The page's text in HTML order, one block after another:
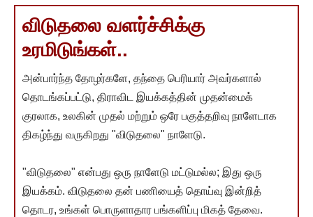
விடுதலை வளர்ச்சிக்கு
உரமிடுங்கள்..
அன்பார்ந்த தோழர்களே, தந்தை பெரியார் அவர்களால்
தொடங்கப்பட்டு, திராவிட இயக்கத்தின் முதன்மைக்
குரலாக, உலகின் முதல் மற்றும் ஒரே பகுத்தறிவு நாளேடாக
திகழ்ந்து வருகிறது "விடுதலை" நாளேடு.
"விடுதலை" என்பது ஒரு நாளேடு மட்டுமல்ல; இது ஒரு
இயக்கம். விடுதலை தன் பணியைத் தொய்வு இன்றித்
தொடர, உங்கள் பொருளாதார பங்களிப்பு மிகத் தேவை.